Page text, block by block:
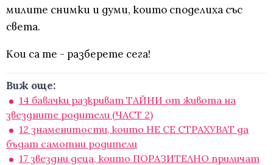
милите снимки и думи, които споделиха със
света.
Кои са те - разберете сега!
Виж още:
14 бавачки разкриват ТАЙНИ от живота на
звездните родители (ЧАСТ 2)
12 знаменитости, които НЕ СЕ СТРАХУВАТ да
бъдат самотни родители
17 звездни деца, които ПОРАЗИТЕЛНО приличат